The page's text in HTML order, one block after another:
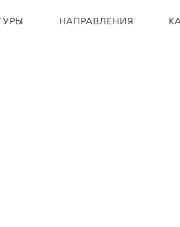
ТУРЫ НАПРАВЛЕНИЯ